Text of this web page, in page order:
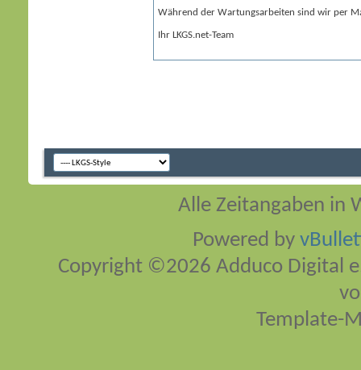
Während der Wartungsarbeiten sind wir per
Ihr LKGS.net-Team
Alle Zeitangaben in
Powered by
Copyright ©2026 Adduco Digital
Template-